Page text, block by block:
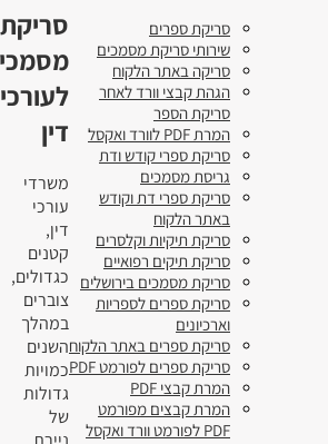
סריקת
לעורכי
דין
משרדי
עורכי
דין,
קטנים
כגדולים,
צוברים
במהלך
השנים
כמויות
גדולות
של
סריקת ספרים
שירותי סריקת מסמכים
סריקה באתר הלקוח
הגהת קבצי וורד לאחר
סריקת הספר
המרת PDF לוורד ואקסל
סריקת ספרי קודש ודת
גריסת מסמכים
סריקת ספרי דת וקודש
באתר הלקוח
סריקת תיקיות וקלסרים
סריקת תיקים רפואיים
סריקת מסמכים בירושלים
סריקת ספרים לספריות
וארכיונים
סריקת ספרים באתר הלקוח
סריקת ספרים לפורמט PDF
המרת קבצי PDF
המרת קבצים מפורמט
PDF לפורמט וורד ואקסל